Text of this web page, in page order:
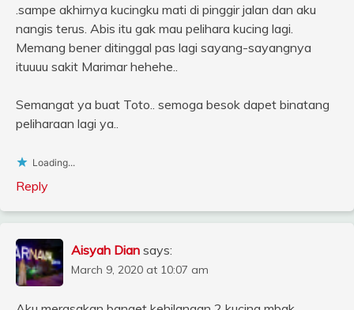
.sampe akhirnya kucingku mati di pinggir jalan dan aku
nangis terus. Abis itu gak mau pelihara kucing lagi.
Memang bener ditinggal pas lagi sayang-sayangnya
ituuuu sakit Marimar hehehe..
Semangat ya buat Toto.. semoga besok dapet binatang
peliharaan lagi ya..
Loading...
Reply
Aisyah Dian says:
March 9, 2020 at 10:07 am